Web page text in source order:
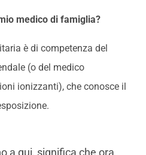
medico di famiglia?
è di competenza del
(o del medico
ionizzanti), che conosce il
a qui, significa che ora